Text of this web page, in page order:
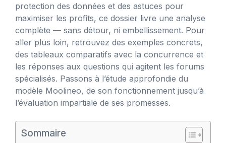
protection des données et des astuces pour
maximiser les profits, ce dossier livre une analyse
complète — sans détour, ni embellissement. Pour
aller plus loin, retrouvez des exemples concrets,
des tableaux comparatifs avec la concurrence et
les réponses aux questions qui agitent les forums
spécialisés. Passons à l’étude approfondie du
modèle Moolineo, de son fonctionnement jusqu’à
l’évaluation impartiale de ses promesses.
Sommaire